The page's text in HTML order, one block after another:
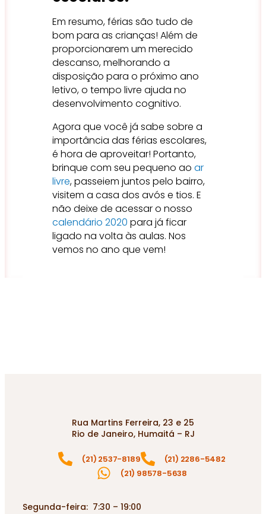
Em resumo, férias são tudo de
bom para as crianças! Além de
proporcionarem um merecido
descanso, melhorando a
disposição para o próximo ano
letivo, o tempo livre ajuda no
desenvolvimento cognitivo.
Agora que você já sabe sobre a
importância das férias escolares,
é hora de aproveitar! Portanto,
brinque com seu pequeno ao ar
livre, passeiem juntos pelo bairro,
visitem a casa dos avós e tios. E
não deixe de acessar o nosso
calendário 2020 para já ficar
ligado na volta às aulas. Nos
vemos no ano que vem!
Rua Martins Ferreira, 23 e 25
Rio de Janeiro, Humaitá – RJ
(21) 2537-8189
(21) 2286-5482
(21) 98578-5638
Segunda-feira: 7:30 – 19:00